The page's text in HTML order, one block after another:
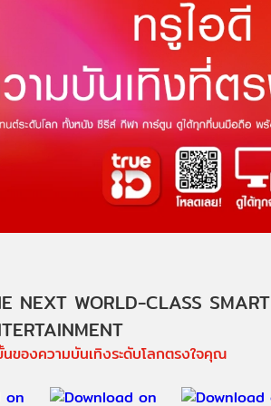
NEXT WORLD-CLASS SMART
ของความบันเทิงระดับโลกตรงใจคุณ